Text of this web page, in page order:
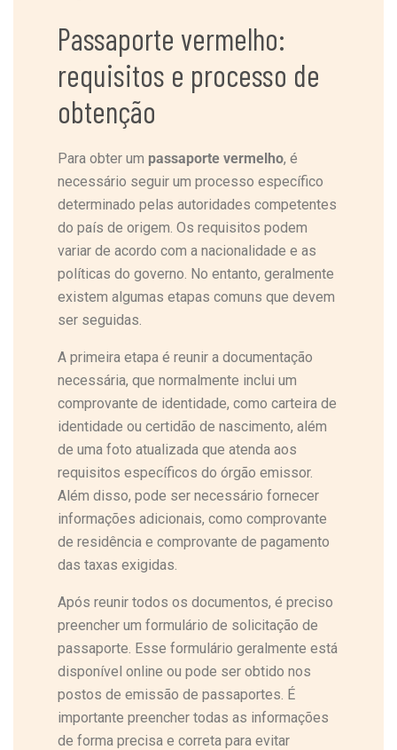
Passaporte vermelho:
requisitos e processo de
obtenção
Para obter um passaporte vermelho, é
necessário seguir um processo específico
determinado pelas autoridades competentes
do país de origem. Os requisitos podem
variar de acordo com a nacionalidade e as
políticas do governo. No entanto, geralmente
existem algumas etapas comuns que devem
ser seguidas.
A primeira etapa é reunir a documentação
necessária, que normalmente inclui um
comprovante de identidade, como carteira de
identidade ou certidão de nascimento, além
de uma foto atualizada que atenda aos
requisitos específicos do órgão emissor.
Além disso, pode ser necessário fornecer
informações adicionais, como comprovante
de residência e comprovante de pagamento
das taxas exigidas.
Após reunir todos os documentos, é preciso
preencher um formulário de solicitação de
passaporte. Esse formulário geralmente está
disponível online ou pode ser obtido nos
postos de emissão de passaportes. É
importante preencher todas as informações
de forma precisa e correta para evitar